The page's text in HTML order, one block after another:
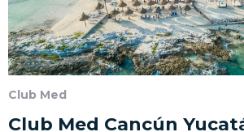
Club Med
Club Med Cancún